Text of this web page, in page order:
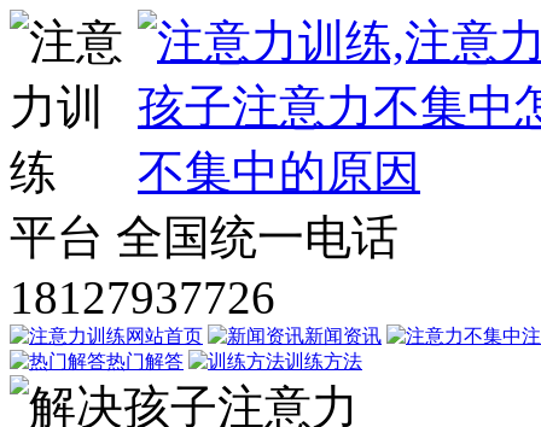
平台 全国统一电话
18127937726
网站首页 新闻资讯
热门解答
训练方法